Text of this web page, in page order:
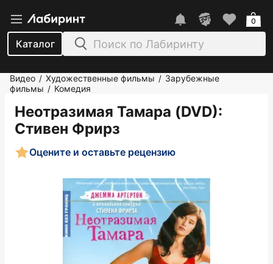
Каталог
0
Видео / Художественные фильмы / Зарубежные
фильмы / Комедия
Неотразимая Тамара (DVD):
Стивен Фрирз
Оцените и оставьте рецензию